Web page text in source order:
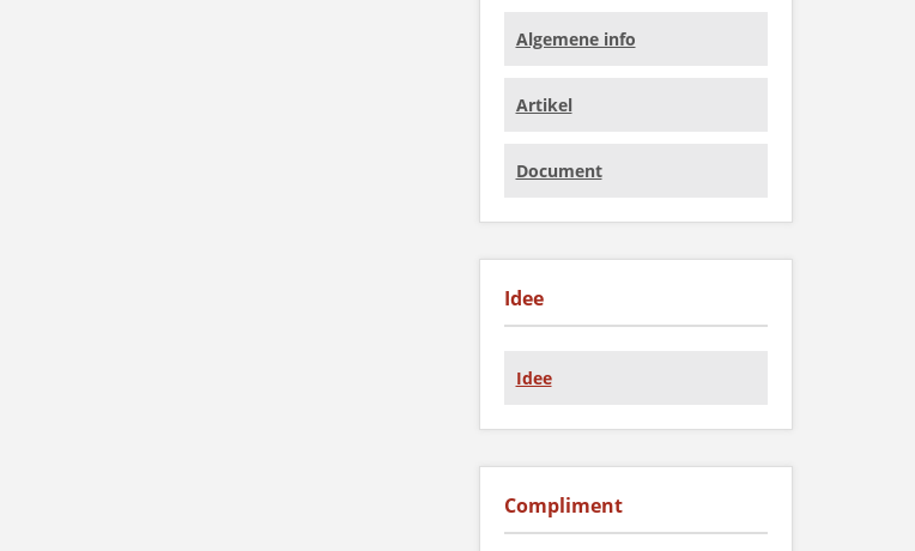
Algemene info
Artikel
Document
Idee
Idee
Compliment